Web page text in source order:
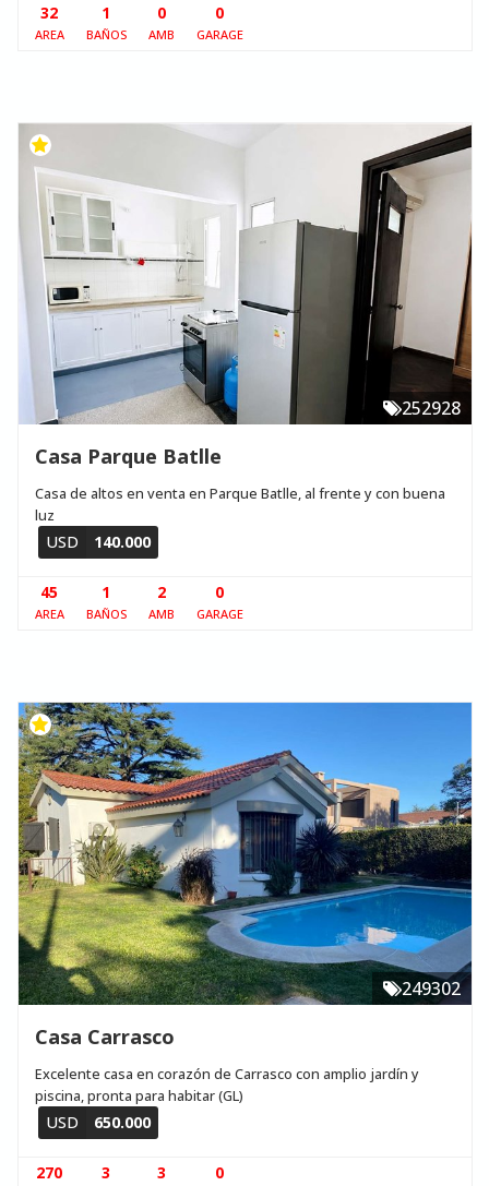
32
AREA
1
BAÑOS
0
AMB
0
GARAGE
252928
Casa Parque Batlle
Casa de altos en venta en Parque Batlle, al frente y con buena
luz
USD 140.000
45
AREA
1
BAÑOS
2
AMB
0
GARAGE
249302
Casa Carrasco
Excelente casa en corazón de Carrasco con amplio jardín y
piscina, pronta para habitar (GL)
USD 650.000
270 3 3 0